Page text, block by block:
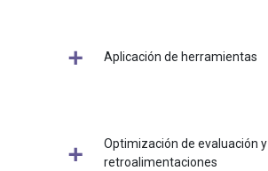
Aplicación de herramientas
Optimización de evaluación y
retroalimentaciones